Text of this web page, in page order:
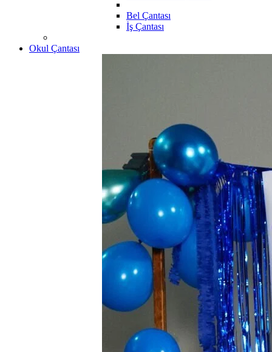
Bel Çantası
İş Çantası
Okul Çantası